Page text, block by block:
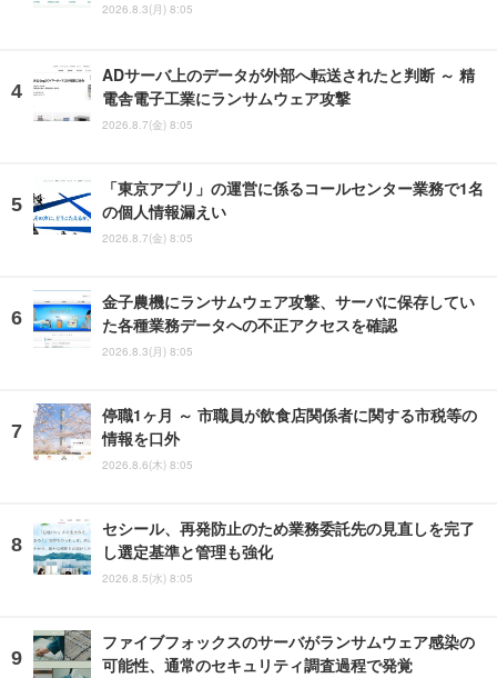
2026.8.3(月) 8:05
ADサーバ上のデータが外部へ転送されたと判断 ～ 精
電舎電子工業にランサムウェア攻撃
2026.8.7(金) 8:05
「東京アプリ」の運営に係るコールセンター業務で1名
の個人情報漏えい
2026.8.7(金) 8:05
金子農機にランサムウェア攻撃、サーバに保存してい
た各種業務データへの不正アクセスを確認
2026.8.3(月) 8:05
停職1ヶ月 ～ 市職員が飲食店関係者に関する市税等の
情報を口外
2026.8.6(木) 8:05
セシール、再発防止のため業務委託先の見直しを完了
し選定基準と管理も強化
2026.8.5(水) 8:05
ファイブフォックスのサーバがランサムウェア感染の
可能性、通常のセキュリティ調査過程で発覚